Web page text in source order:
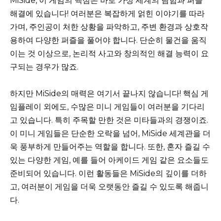
해결에 있습니다! 여러분은 복잡하게 얽힌 이야기를 따라
가며, 주인공이 처한 상황을 파악하고, 주변 환경과 상호작
용하여 다양한 퍼즐을 풀어야 합니다. 단순히 물건을 움직
이는 것 이상으로, 논리적 사고와 창의적인 해결 능력이 요
구되는 경우가 많죠.
하지만 MiSide의 매력은 여기서 끝나지 않습니다! 핵심 게
임플레이 외에도, 수많은 미니 게임들이 여러분을 기다리
고 있습니다. 특히 주목할 만한 것은 미타들과의 경쟁이죠.
이 미니 게임들은 단순한 오락을 넘어, MiSide 세계관을 더
욱 풍부하게 만들어주는 역할을 합니다. 또한, 혼자 즐길 수
있는 다양한 게임, 예를 들어 아케이드 게임 같은 요소들도
준비되어 있습니다. 이런 활동들은 MiSide의 깊이를 더하
고, 여러분이 게임을 더욱 오랫동안 즐길 수 있도록 해줍니
다.